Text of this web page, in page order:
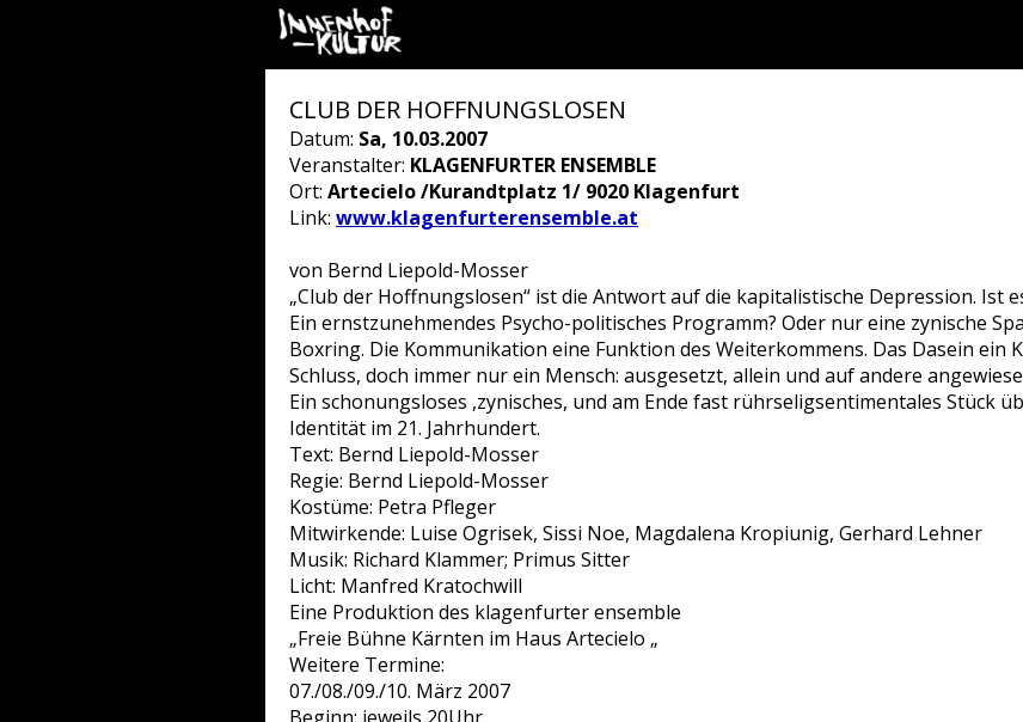
CLUB DER HOFFNUNGSLOSEN
Datum: Sa, 10.03.2007
Veranstalter: KLAGENFURTER ENSEMBLE
Ort: Artecielo /Kurandtplatz 1/ 9020 Klagenfurt
Link: www.klagenfurterensemble.at
von Bernd Liepold-Mosser
„Club der Hoffnungslosen“ ist die Antwort auf die kapitalistische Depression. Ist
Ein ernstzunehmendes Psycho-politisches Programm? Oder nur eine zynische
Boxring. Die Kommunikation eine Funktion des Weiterkommens. Das Dasein ein
Schluss, doch immer nur ein Mensch: ausgesetzt, allein und auf andere
Ein schonungsloses ,zynisches, und am Ende fast rührseligsentimentales Stück
Identität im 21. Jahrhundert.
Text: Bernd Liepold-Mosser
Regie: Bernd Liepold-Mosser
Kostüme: Petra Pfleger
Mitwirkende: Luise Ogrisek, Sissi Noe, Magdalena Kropiunig, Gerhard Lehner
Musik: Richard Klammer; Primus Sitter
Licht: Manfred Kratochwill
Eine Produktion des klagenfurter ensemble
„Freie Bühne Kärnten im Haus Artecielo „
Weitere Termine:
07./08./09./10. März 2007